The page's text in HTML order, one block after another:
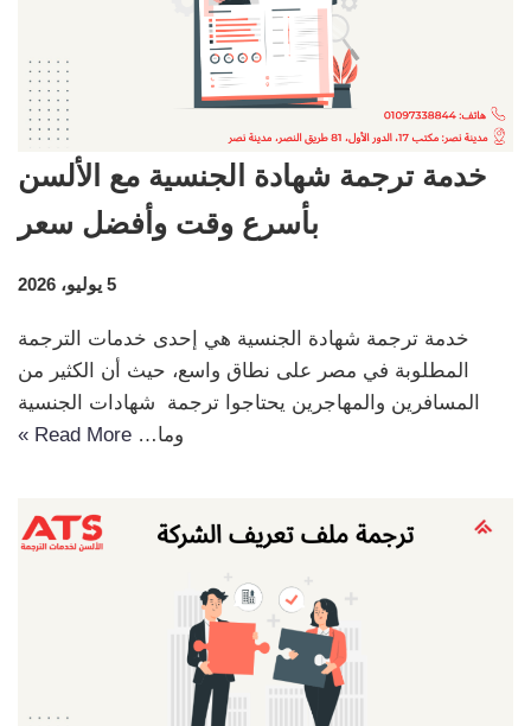
خدمة ترجمة شهادة الجنسية مع الألسن
بأسرع وقت وأفضل سعر
5 يوليو، 2026
خدمة ترجمة شهادة الجنسية هي إحدى خدمات الترجمة
المطلوبة في مصر على نطاق واسع، حيث أن الكثير من
المسافرين والمهاجرين يحتاجوا ترجمة شهادات الجنسية
وما… Read More »